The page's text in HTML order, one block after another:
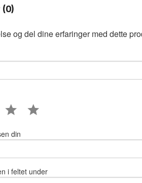
og del dine erfaringer med dette
4 star 5 star
din
i feltet under